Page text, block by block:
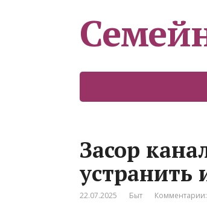
Засор
устранить
22.07.2025 Быт